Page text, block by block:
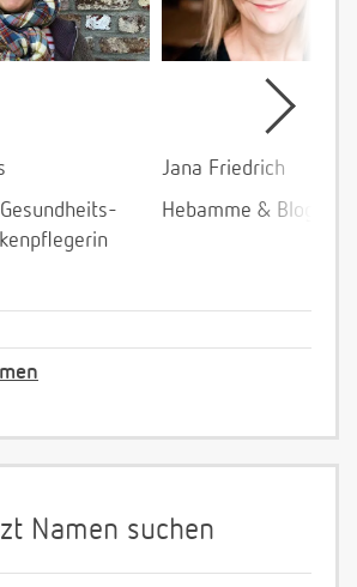
Jana Friedrich
Hebamme &
Namen suchen